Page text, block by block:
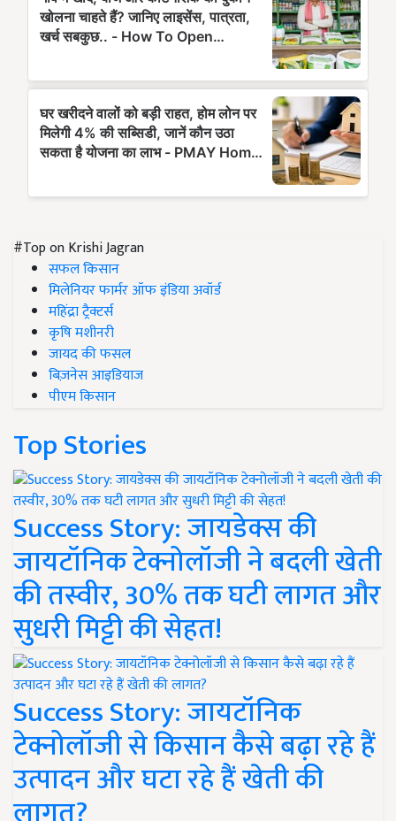
#Top on Krishi Jagran
सफल किसान
मिलेनियर फार्मर ऑफ इंडिया अवॉर्ड
महिंद्रा ट्रैक्टर्स
कृषि मशीनरी
जायद की फसल
बिज़नेस आइडियाज
पीएम किसान
Top Stories
Success Story: जायडेक्स की
जायटॉनिक टेक्नोलॉजी ने बदली खेती
की तस्वीर, 30% तक घटी लागत और
सुधरी मिट्टी की सेहत!
Success Story: जायटॉनिक
टेक्नोलॉजी से किसान कैसे बढ़ा रहे हैं
उत्पादन और घटा रहे हैं खेती की